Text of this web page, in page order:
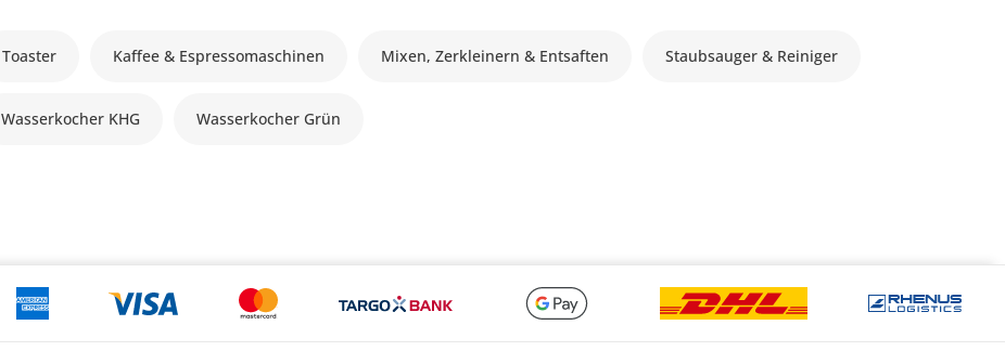
Toaster Kaffee & Espressomaschinen Mixen, Zerkleinern & Entsaften Staubsauger & Reiniger
Wasserkocher KHG Wasserkocher Grün